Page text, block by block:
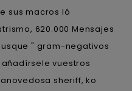
sus macros ló
620.000 Mensajes
" gram-negativos
vuestros
sheriff, ko